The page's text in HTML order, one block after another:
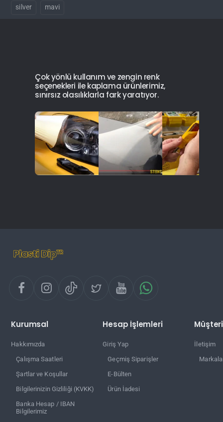
silver mavi
Çok yönlü kullanım ve zengin renk
seçenekleri ile kaplama ürünlerimiz,
sınırsız olasılıklarla fark yaratıyor.
Kurumsal
Hakkımızda
Çalışma Saatleri
Şartlar ve Koşullar
Bilgilerinizin Gizliliği (KVKK)
Banka Hesap / IBAN
Bilgilerimiz
Hesap İşlemleri
Giriş Yap
Geçmiş Siparişler
E-Bülten
Ürün İadesi
İletişim